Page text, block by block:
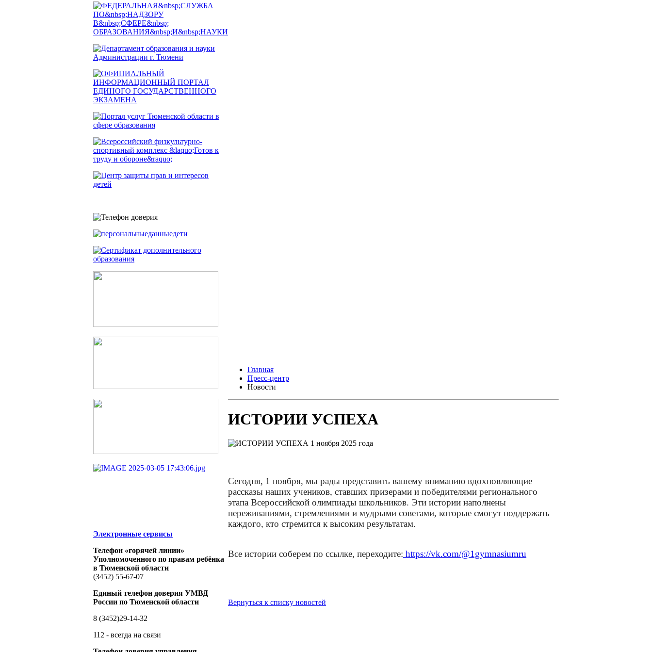
Электронные сервисы
Телефон «горячей линии»
Уполномоченного по правам ребёнка
в Тюменской области
(3452) 55-67-07
Единый телефон доверия УМВД
России по Тюменской области
8 (3452)29-14-32
112 - всегда на связи
Главная
Пресс-центр
Новости
ИСТОРИИ УСПЕХА
1 ноября 2025 года
Сегодня, 1 ноября, мы рады представить вашему вниманию вдохновляющие
рассказы наших учеников, ставших призерами и победителями регионального
этапа Всероссийской олимпиады школьников. Эти истории наполнены
переживаниями, стремлениями и мудрыми советами, которые смогут поддержать
каждого, кто стремится к высоким результатам.
Все истории соберем по ссылке, переходите: https://vk.com/@1gymnasiumru
Вернуться к списку новостей